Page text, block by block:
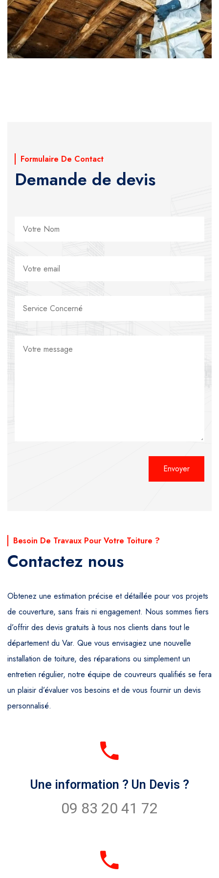
Formulaire De Contact
Demande de devis
Besoin De Travaux Pour Votre Toiture ?
Contactez nous
Obtenez une estimation précise et détaillée pour vos projets
de couverture, sans frais ni engagement. Nous sommes fiers
d’offrir des devis gratuits à tous nos clients dans tout le
département du Var. Que vous envisagiez une nouvelle
installation de toiture, des réparations ou simplement un
entretien régulier, notre équipe de couvreurs qualifiés se fera
un plaisir d’évaluer vos besoins et de vous fournir un devis
personnalisé.
Une information ? Un Devis ?
09 83 20 41 72